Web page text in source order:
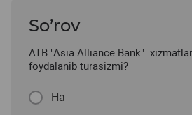
So’rov
ATB "Asia Alliance Bank"
foydalanib turasizmi?
Ha